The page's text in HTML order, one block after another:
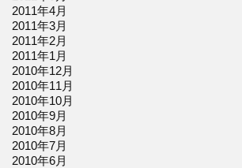
2011年4月
2011年3月
2011年2月
2011年1月
2010年12月
2010年11月
2010年10月
2010年9月
2010年8月
2010年7月
2010年6月